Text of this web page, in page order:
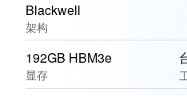
Blackwell
架构
192GB HBM3e
显存